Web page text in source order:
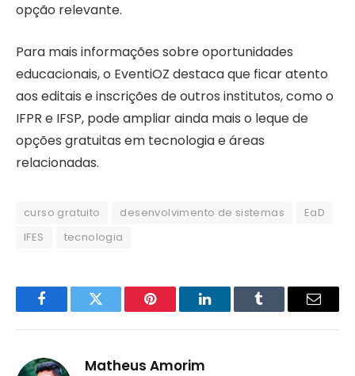
opção relevante.
Para mais informações sobre oportunidades
educacionais, o EventiOZ destaca que ficar atento
aos editais e inscrições de outros institutos, como o
IFPR e IFSP, pode ampliar ainda mais o leque de
opções gratuitas em tecnologia e áreas
relacionadas.
curso gratuito desenvolvimento de sistemas
EaD
IFES
tecnologia
FacebookTwitter Pinterest LinkedInTumblr Email
Matheus Amorim